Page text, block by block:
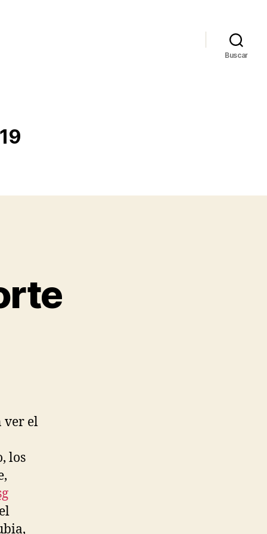
Buscar
ver el
los